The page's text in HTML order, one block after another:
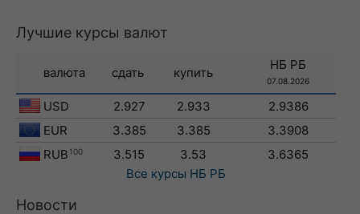
Лучшие курсы валют
валюта сдать купить
НБ РБ
07.08.2026
USD 2.927 2.933
2.9386
EUR
3.385 3.385
3.3908
RUB 100 3.515 3.53
3.6365
Все курсы НБ РБ
Новости